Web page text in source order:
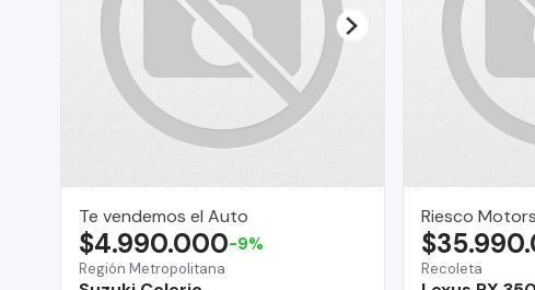
Te vendemos el Auto
Región Metropolitana
$4.990.000-9%
Riesco Motors
Recoleta